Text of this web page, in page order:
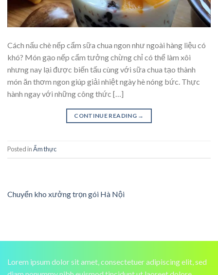
Cách nấu chè nếp cẩm sữa chua ngon như ngoài hàng liệu có
khó? Món gạo nếp cẩm tưởng chừng chỉ có thể làm xôi
nhưng nay lại được biến tấu cùng với sữa chua tạo thành
món ăn thơm ngon giúp giải nhiệt ngày hè nóng bức. Thực
hành ngay với những công thức […]
CONTINUE READING →
Posted inẨm thực
Chuyển kho xưởng trọn gói Hà Nội
Lorem ipsum dolor sit amet, consectetuer adipiscing elit, sed